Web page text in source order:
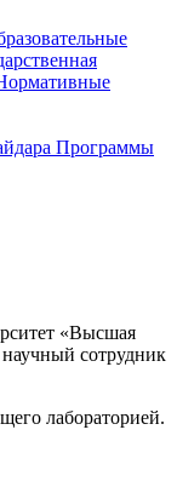
Программы
«Высшая
сотрудник
лабораторией.